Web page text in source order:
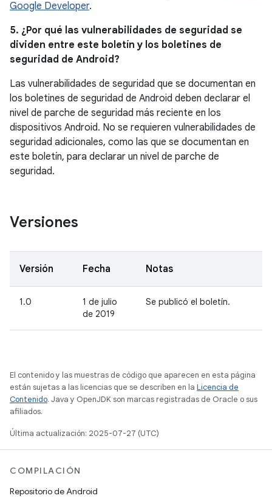
Google Developer.
5. ¿Por qué las vulnerabilidades de seguridad se
dividen entre este boletín y los boletines de
seguridad de Android?
Las vulnerabilidades de seguridad que se documentan en
los boletines de seguridad de Android deben declarar el
nivel de parche de seguridad más reciente en los
dispositivos Android. No se requieren vulnerabilidades de
seguridad adicionales, como las que se documentan en
este boletín, para declarar un nivel de parche de
seguridad.
Versiones
Versión Fecha Notas
1.0
1 de julio
de 2019
Se publicó el boletín.
El contenido y las muestras de código que aparecen en esta página
están sujetas a las licencias que se describen en la Licencia de
Contenido. Java y OpenJDK son marcas registradas de Oracle o sus
afiliados.
Última actualización: 2025-07-27 (UTC)
COMPILACIÓN
Repositorio de Android